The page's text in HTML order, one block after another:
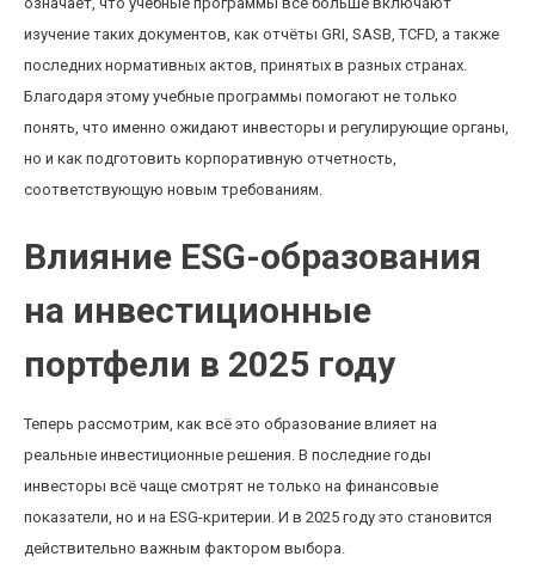
изучение таких документов, как отчёты GRI, SASB, ТСFD, а также
последних нормативных актов, принятых в разных странах.
Благодаря этому учебные программы помогают не только
понять, что именно ожидают инвесторы и регулирующие органы,
но и как подготовить корпоративную отчетность,
соответствующую новым требованиям.
Влияние ESG-образования
на инвестиционные
портфели в 2025 году
Теперь рассмотрим, как всё это образование влияет на
реальные инвестиционные решения. В последние годы
инвесторы всё чаще смотрят не только на финансовые
показатели, но и на ESG-критерии. И в 2025 году это становится
действительно важным фактором выбора.